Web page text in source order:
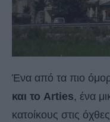
Ένα από τα πιο
και το Arties, ένα
κατοίκους στις